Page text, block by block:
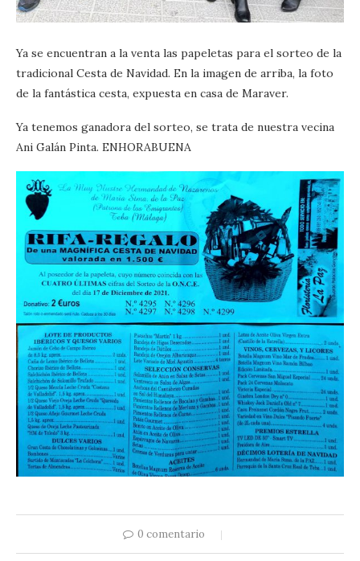
Ya se encuentran a la venta las papeletas para el sorteo de la
tradicional Cesta de Navidad. En la imagen de arriba, la foto
de la fantástica cesta, expuesta en casa de Maraver.
Ya tenemos ganadora del sorteo, se trata de nuestra vecina
Ani Galán Pinta. ENHORABUENA
0 comentario